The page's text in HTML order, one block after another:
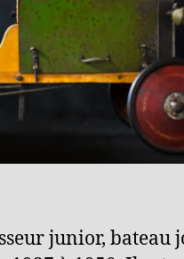
junior, bateau